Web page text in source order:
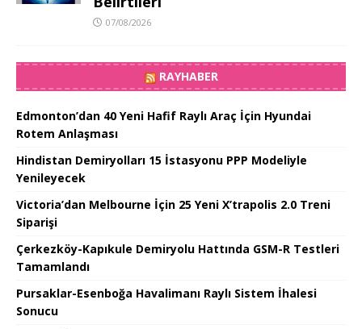
07/08/2026
RAYHABER
Edmonton’dan 40 Yeni Hafif Raylı Araç İçin Hyundai
Rotem Anlaşması
Hindistan Demiryolları 15 İstasyonu PPP Modeliyle
Yenileyecek
Victoria’dan Melbourne İçin 25 Yeni X’trapolis 2.0 Treni
Siparişi
Çerkezköy-Kapıkule Demiryolu Hattında GSM-R Testleri
Tamamlandı
Pursaklar-Esenboğa Havalimanı Raylı Sistem İhalesi
Sonucu